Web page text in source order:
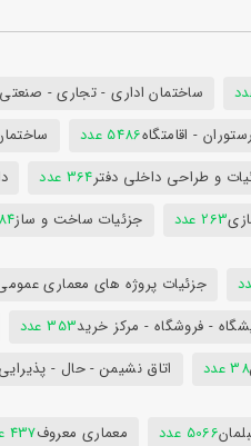
ساختمان اداری - تجاری - صنعتی
- اقامتگاه5486 عدد
و طراحی داخلی دفتر364 عدد
263 عدد جزئیات ساخت و ساز
جزئیات پروژه های معماری
- فروشگاه - مرکز خرید353 عدد
38 عدد اتاق نشیمن - حال - پذیرایی
5066 عدد معماری معروف437 عدد